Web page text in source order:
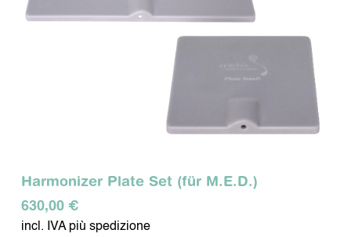
Harmonizer Plate Set (für M.E.D.)
630,00 €
incl. IVA più spedizione